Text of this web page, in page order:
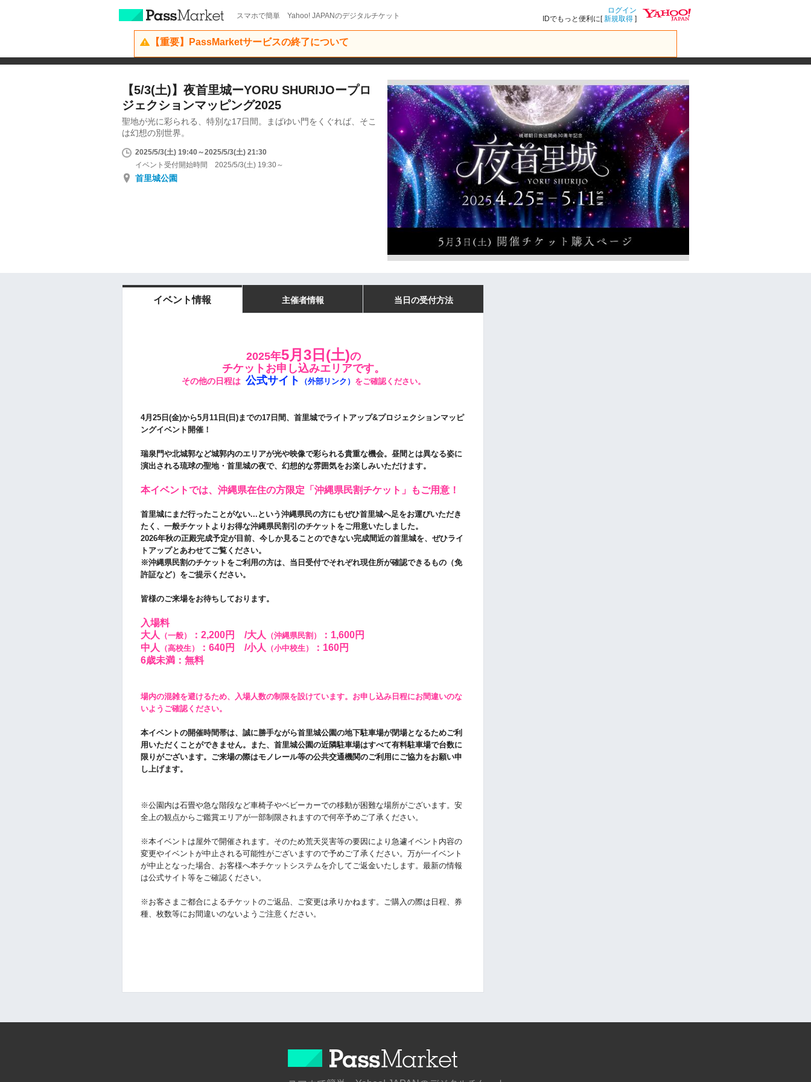
スマホで簡単 Yahoo! JAPANのデジタルチケット
ログイン
IDでもっと便利に[新規取得 ]
【重要】PassMarketサービスの終了について
【5/3(土)】夜首里城ーYORU SHURIJOープロ
ジェクションマッピング2025
聖地が光に彩られる、特別な17日間。まばゆい門をくぐれば、そこ
は幻想の別世界。
2025/5/3(土) 19:40～2025/5/3(土) 21:30
イベント受付開始時間 2025/5/3(土) 19:30～
首里城公園
イベント情報 主催者情報 当日の受付方法
2025年5月3日(土)の
チケットお申し込みエリアです。
その他の日程は 公式サイト （外部リンク） をご確認ください。
4月25日(金)から5月11日(日)までの17日間、首里城でライトアップ&プロジェクションマッピ
ングイベント 開催！
瑞泉門や北城郭など城郭内のエリアが光や映像で彩られる貴重な機会。 昼間とは異なる姿に
演出される琉球の聖地・首里城の夜で、 幻想的な雰囲気をお楽しみいただけます。
本イベントでは、沖縄県在住の方限定「沖縄県民割チケット」もご用意！
首里城にまだ行ったことがない...という沖縄県民の方にもぜひ首里城へ足をお運びいただき
たく、一般チケットよりお得な沖縄県民割引のチケットをご用意いたしました。
2026年秋の正殿完成予定が目前、今しか見ることのできない完成間近の首里城を、ぜひライ
トアップとあわせてご覧ください。
※沖縄県民割のチケットをご利用の方は、当日受付でそれぞれ現住所が確認できるもの（免
許証など）をご提示ください。
皆様のご来場をお待ちしております。
入場料
大人
（一般） ：2,200円 /大人 （沖縄県民割）
：1,600円
中人
（高校生） ：640円 /小人 （小中校生）
：160円
6歳未満：無料
場内の混雑を避けるため、入場人数の制限を設けています。 お申し込み日程にお間違いのな
いようご確認ください。
本イベントの開催時間帯は、誠に勝手ながら首里城公園の地下駐車場が閉場となるためご利
用いただくことができません。また、首里城公園の近隣駐車場はすべて有料駐車場で台数に
限りがございます。ご来場の際はモノレール等の公共交通機関のご利用にご協力をお願い申
し上げます。
※公園内は石畳や急な階段など車椅子やベビーカーでの移動が困難な場所がございます。安
全上の観点からご鑑賞エリアが一部制限されますので何卒予めご了承ください。
※本イベントは屋外で開催されます。そのため荒天災害等の要因により急遽イベント内容の
変更やイベントが中止される可能性がございますので予めご了承ください。万が一イベント
が中止となった場合、お客様へ本チケットシステムを介してご返金いたします。最新の情報
は公式サイト等をご確認ください。
※お客さまご都合によるチケットのご返品、ご変更は承りかねます。ご購入の際は日程、券
種、枚数等にお間違いのないようご注意ください。